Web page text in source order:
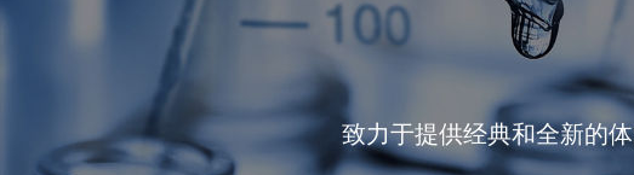
我们的历史
制剂
DNA编码化合物库 (DEL)
致力于提供经典和全新的